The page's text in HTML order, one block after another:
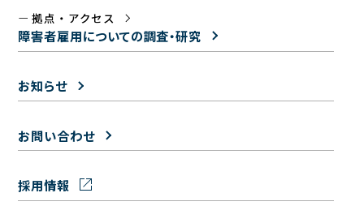
拠点・アクセス
障害者雇用についての調査・研究
お知らせ
お問い合わせ
採用情報